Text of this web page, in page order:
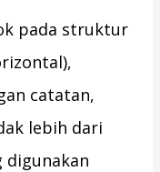
pada struktur
catatan,
lebih dari
digunakan